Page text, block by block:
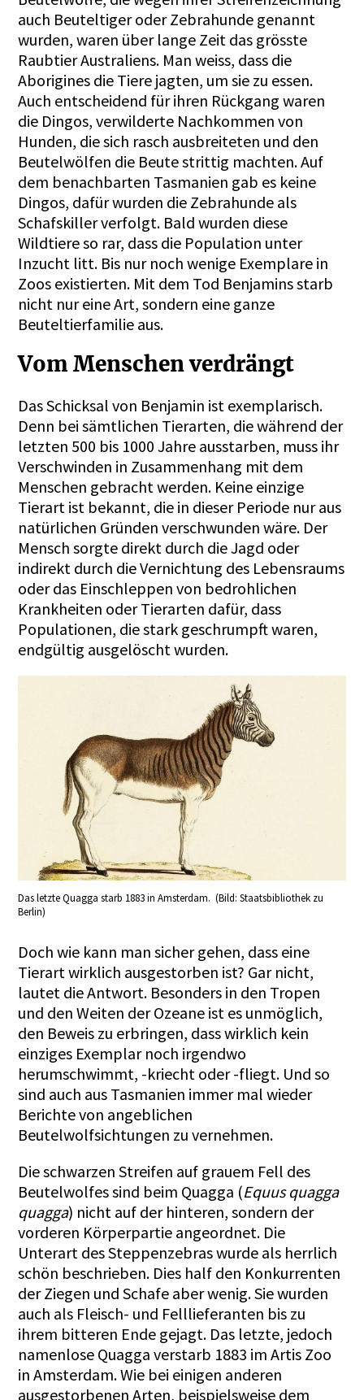
auch Beuteltiger oder Zebrahunde genannt
wurden, waren über lange Zeit das grösste
Raubtier Australiens. Man weiss, dass die
Aborigines die Tiere jagten, um sie zu essen.
Auch entscheidend für ihren Rückgang waren
die Dingos, verwilderte Nachkommen von
Hunden, die sich rasch ausbreiteten und den
Beutelwölfen die Beute strittig machten. Auf
dem benachbarten Tasmanien gab es keine
Dingos, dafür wurden die Zebrahunde als
Schafskiller verfolgt. Bald wurden diese
Wildtiereso rar, dass die Population unter
Inzucht litt. Bis nur noch wenige Exemplare in
Zoos existierten. Mit dem Tod Benjamins starb
nicht nur eine Art, sondern eine ganze
Beuteltierfamilie aus.
Vom Menschen verdrängt
Das Schicksal von Benjamin ist exemplarisch.
Denn bei sämtlichen Tierarten, die während der
letzten 500 bis 1000 Jahre ausstarben, muss ihr
Verschwinden in Zusammenhang mit dem
Menschen gebracht werden. Keine einzige
Tierart ist bekannt, die in dieser Periode nur aus
natürlichen Gründen verschwunden wäre. Der
Mensch sorgte direkt durch die Jagd oder
indirekt durch die Vernichtung des Lebensraums
oder das Einschleppen von bedrohlichen
Krankheiten oder Tierarten dafür, dass
Populationen, die stark geschrumpft waren,
endgültig ausgelöscht wurden.
Das letzte Quagga starb 1883 in Amsterdam. (Bild: Staatsbibliothek zu
Berlin)
Doch wie kann man sicher gehen, dass eine
Tierart wirklich ausgestorben ist? Gar nicht,
lautet die Antwort. Besonders in den Tropen
und den Weiten der Ozeane ist es unmöglich,
den Beweis zu erbringen, dass wirklich kein
einziges Exemplar noch irgendwo
herumschwimmt, -kriecht oder -fliegt. Und so
sind auch aus Tasmanien immer mal wieder
Berichte von angeblichen
Beutelwolfsichtungen zu vernehmen.
Die schwarzen Streifen auf grauem Fell des
Beutelwolfes sind beim Quagga (Equus quagga
quagga) nicht auf der hinteren, sondern der
vorderen Körperpartie angeordnet. Die
Unterart des Steppenzebras wurde als herrlich
schön beschrieben. Dies half den Konkurrenten
der Ziegen und Schafe aber wenig. Sie wurden
auch als Fleisch- und Felllieferanten bis zu
ihrem bitteren Ende gejagt. Das letzte, jedoch
namenlose Quagga verstarb 1883 im Artis Zoo
in Amsterdam. Wie bei einigen anderen
ausgestorbenen Arten, beispielsweise dem